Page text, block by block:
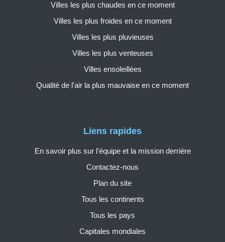
Liens rapides
En savoir plus sur l'équipe et la mission derrière
Contactez-nous
Plan du site
Tous les continents
Tous les pays
Capitales mondiales
Villes les plus chaudes en ce moment
Villes les plus froides en ce moment
Villes les plus pluvieuses
Villes les plus venteuses
Villes ensoleillées
Qualité de l'air la plus mauvaise en ce moment